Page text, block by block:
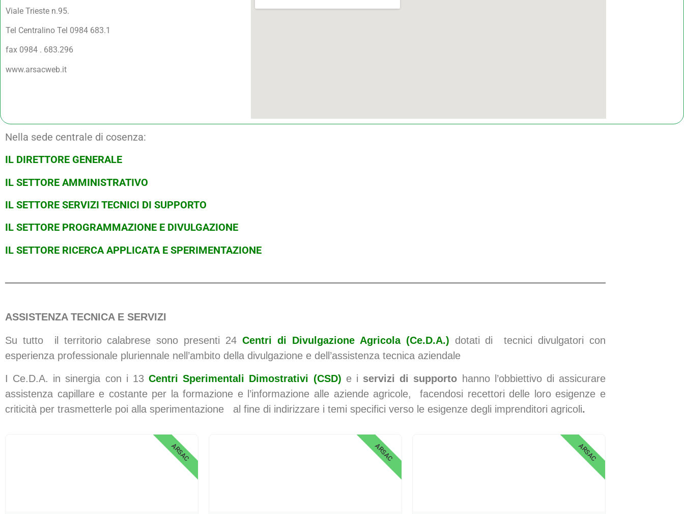
Viale Trieste n.95.
Tel Centralino Tel 0984 683.1
fax 0984 . 683.296
www.arsacweb.it
Nella sede centrale di cosenza:
IL DIRETTORE GENERALE
IL SETTORE AMMINISTRATIVO
IL SETTORE SERVIZI TECNICI DI SUPPORTO
IL SETTORE PROGRAMMAZIONE E DIVULGAZIONE
IL SETTORE RICERCA APPLICATA E SPERIMENTAZIONE
ASSISTENZA TECNICA E SERVIZI
Su tutto il territorio calabrese sono presenti 24 Centri di Divulgazione Agricola (Ce.D.A.) dotati di tecnici divulgatori con
esperienza professionale pluriennale nell’ambito della divulgazione e dell’assistenza tecnica aziendale
I Ce.D.A. in sinergia con i 13Centri Sperimentali Dimostrativi (CSD) e i servizi di supporto hanno l’obbiettivo di assicurare
assistenza capillare e costante per la formazione e l’informazione alle aziende agricole, facendosi recettori delle loro esigenze e
criticità per trasmetterle poi alla sperimentazione
al fine di indirizzare i temi specifici verso le esigenze degli imprenditori agricoli.
ARSAC ARSAC ARSAC